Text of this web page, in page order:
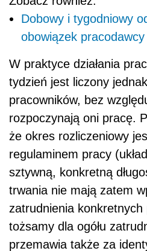
Dobowy i tygodniowy
obowiązek pracodawcy
W praktyce działania
tydzień jest liczony
pracowników, bez
rozpoczynają oni pracę.
że okres rozliczeniowy
regulaminem pracy
sztywną, konkretną
trwania nie mają zatem
zatrudnienia
tożsamy dla ogółu
przemawia także za